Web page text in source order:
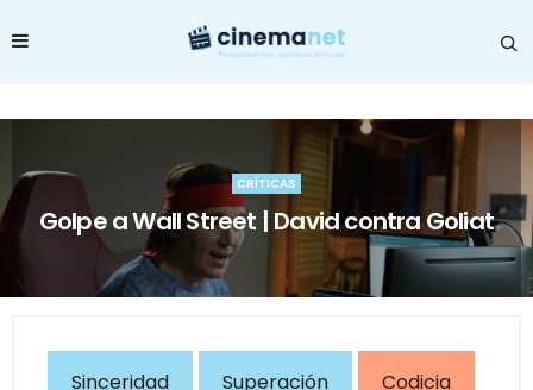
CRÍTICAS
Golpe a Wall Street | David contra Goliat
Sinceridad Superación Codicia